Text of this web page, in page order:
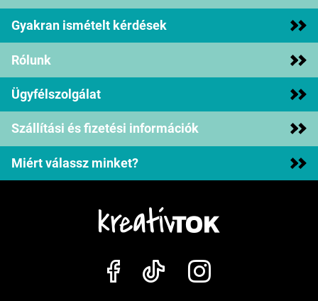
Gyakran ismételt kérdések
Rólunk
Ügyfélszolgálat
Szállítási és fizetési információk
Miért válassz minket?